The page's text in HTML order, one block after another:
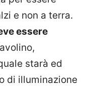
e non a terra.
essere
starà ed
di illuminazione